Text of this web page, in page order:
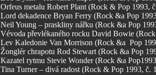
Orfeus metalu Robert Plant (Rock & Pop 1993,
Lord dekadence Bryan Ferry (Rock &a Pop
Neil Young – praskliny nářku (Rock &a Pop
Vévoda převlékaného rocku David Bowie
Lev Kaledonie Van Morrison (Rock &a Pop
Žonglér chrapotu Rod Stewart (Rock &a Pop
Kazatel rytmu Stevie Wonder (Rock &a
Tina Turner – divá radost (Rock & Pop 1993, č.